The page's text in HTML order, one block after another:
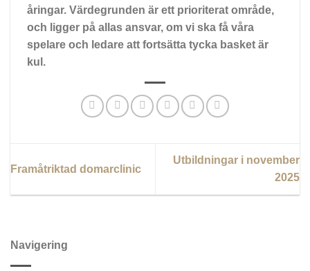
åringar. Värdegrunden är ett prioriterat område,
och ligger på allas ansvar, om vi ska få våra
spelare och ledare att fortsätta tycka basket är
kul.
Framåtriktad domarclinic
Utbildningar i november
2025
Navigering